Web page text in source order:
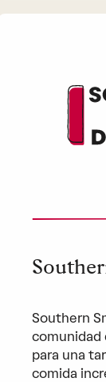
Southern
comunidad
para una
comida